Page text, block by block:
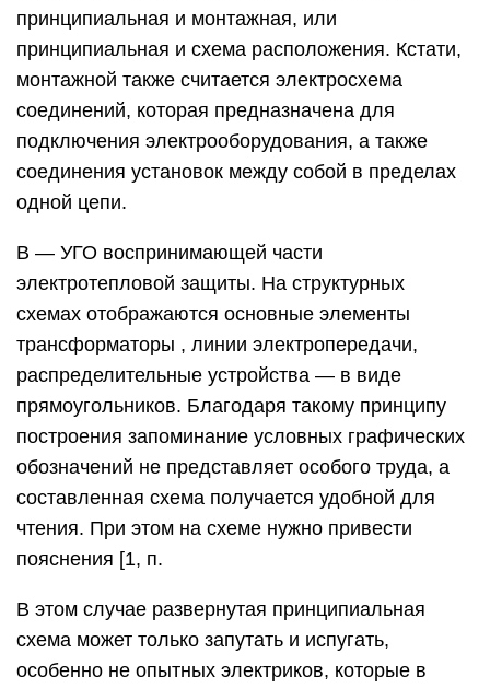
принципиальная и монтажная, или
принципиальная и схема расположения. Кстати,
монтажной также считается электросхема
соединений, которая предназначена для
подключения электрооборудования, а также
соединения установок между собой в пределах
одной цепи.
В — УГО воспринимающей части
электротепловой защиты. На структурных
схемах отображаются основные элементы
трансформаторы , линии электропередачи,
распределительные устройства — в виде
прямоугольников. Благодаря такому принципу
построения запоминание условных графических
обозначений не представляет особого труда, а
составленная схема получается удобной для
чтения. При этом на схеме нужно привести
пояснения [1, п.
В этом случае развернутая принципиальная
схема может только запутать и испугать,
особенно не опытных электриков, которые в